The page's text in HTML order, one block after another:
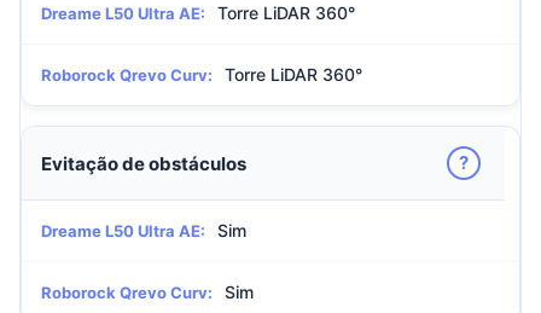
Dreame L50 Ultra AE: Torre LiDAR 360°
Roborock Qrevo Curv: Torre LiDAR 360°
Evitação de obstáculos ?
Dreame L50 Ultra AE: Sim
Roborock Qrevo Curv: Sim